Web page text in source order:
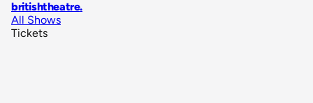
britishtheatre.
All Shows
Tickets